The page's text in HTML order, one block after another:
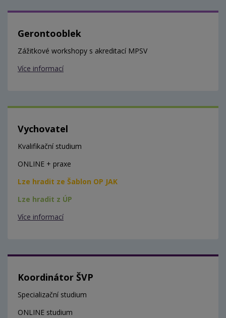
Gerontooblek
Zážitkové workshopy s akreditací MPSV
Více informací
Vychovatel
Kvalifikační studium
ONLINE + praxe
Lze hradit ze Šablon OP JAK
Lze hradit z ÚP
Více informací
Koordinátor ŠVP
Specializační studium
ONLINE studium